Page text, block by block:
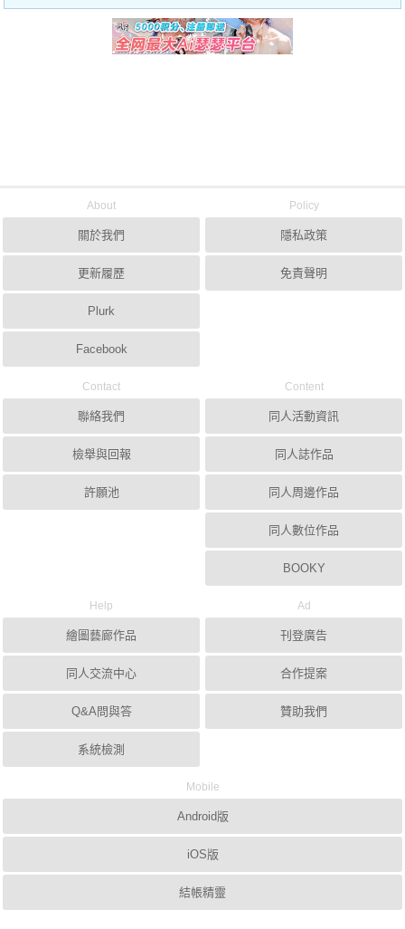
About
關於我們
更新履歷
Plurk
Facebook
Policy
隱私政策
免責聲明
Contact
聯絡我們
檢舉與回報
許願池
Content
同人活動資訊
同人誌作品
同人周邊作品
同人數位作品
BOOKY
Help
繪圖藝廊作品
同人交流中心
Q&A問與答
系統檢測
Ad
刊登廣告
合作提案
贊助我們
Mobile
Android版
iOS版
結帳精靈